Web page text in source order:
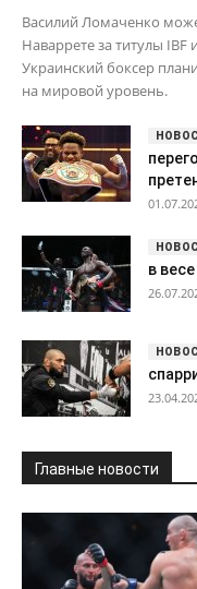
Василий Ломаченко
Наваррете за титулы IBF
Украинский боксер
на мировой уровень.
в
Главные новости